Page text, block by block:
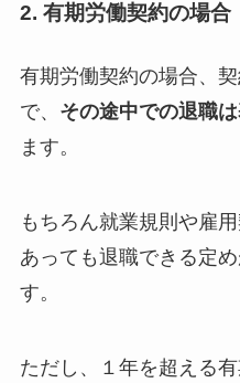
2. 有期労働契約の場合
有期労働契約の場合、
で、 その途中での退職
ます。
もちろん就業規則や雇
あっても退職できる定
す。
ただし、１年を超える